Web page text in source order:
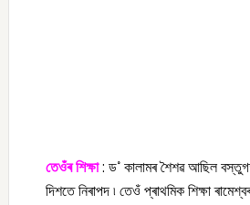
তেওঁৰ শিক্ষা: ড° কালামৰ শৈশৱ আছিল
দিশতে নিৰাপদ ৷ তেওঁ প্ৰাথমিক শিক্ষা